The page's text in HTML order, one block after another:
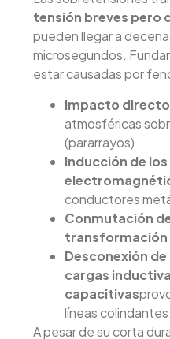
tensión breves pero
pueden llegar a
microsegundos.
estar causadas por
Impacto directo
atmosféricas
(pararrayos)
Inducción de
conductores
Conmutación
transformación
Desconexión
cargas
capacitivas
líneas colindantes.
A pesar de su corta